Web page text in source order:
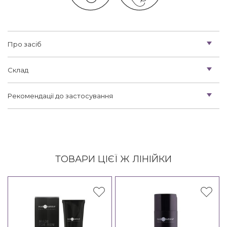
Про засіб
Склад
Рекомендації до застосування
ТОВАРИ ЦІЄЇ Ж ЛІНІЙКИ